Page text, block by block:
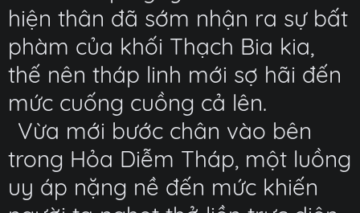
hiện thân đã sớm nhận ra sự bất
phàm của khối Thạch Bia kia,
thế nên tháp linh mới sợ hãi đến
mức cuống cuồng cả lên.
Vừa mới bước chân vào bên
trong Hỏa Diễm Tháp, một luồng
uy áp nặng nề đến mức khiến